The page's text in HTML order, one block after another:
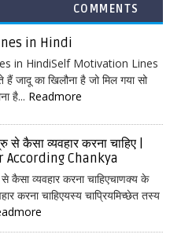
COMMENTS
in Hindi
in HindiSelf Motivation Lines
जादू का खिलौना है जो मिल गया सो
है... Readmore
कैसा व्यवहार करना चाहिए |
According Chankya
व्यवहार करना चाहिएचाणक्य के
करना चाहिएयस्य चाप्रियमिच्छेत तस्य